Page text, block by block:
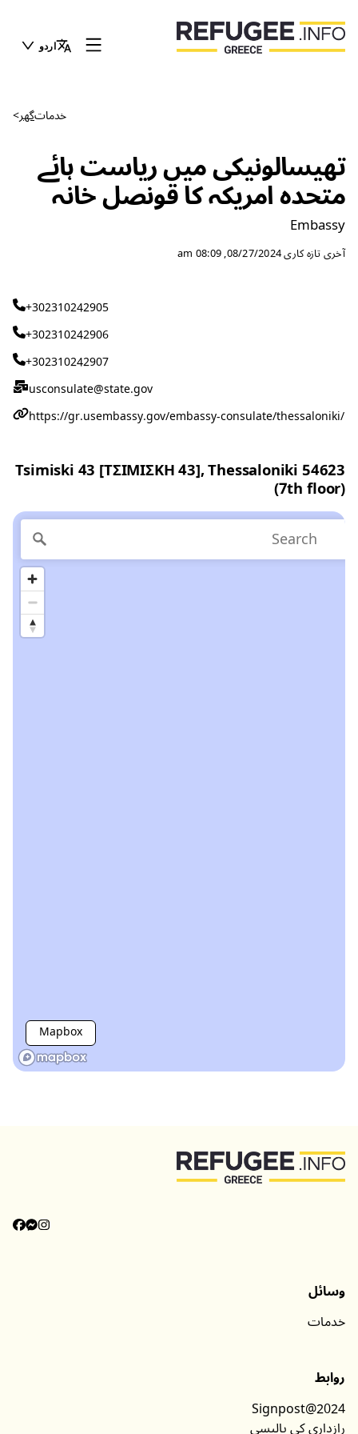
اردو
گھر> خدمات
تھیسالونیکی میں ریاست ہائے
متحدہ امریکہ کا قونصل خانہ
Embassy
آخری تازہ کاری08/27/2024, 08:09 am
+302310242905
+302310242906
+302310242907
usconsulate@state.gov
https://gr.usembassy.gov/embassy-consulate/thessaloniki/
Tsimiski 43 [ΤΣΙΜΙΣΚΗ 43], Thessaloniki 54623
(7th floor)
Mapbox
وسائل
خدمات
روابط
Signpost@2024